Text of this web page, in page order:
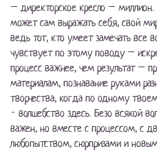
– директорское кресло –
может сам выражать себя, свой
ведь тот, кто умеет замечать все
чувствует по этому поводу –
процесс важнее, чем результат –
материалам, познавание руками
творчества, когда по одному
- волшебство здесь. Безо всякой
важен, но вместе с процессом, с
любопытством, сюрпризами и